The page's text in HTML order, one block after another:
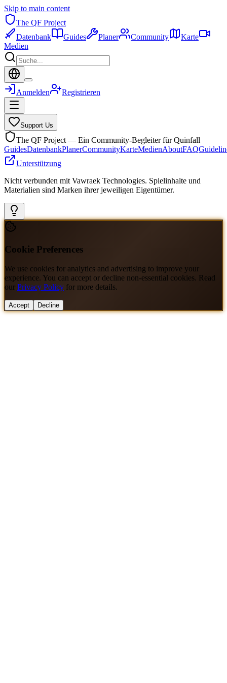
Skip to main content
The QF Project
Datenbank
Guides Planer Community
Karte
Medien
Anmelden Registrieren
Support Us
The QF Project — Ein Community-Begleiter für Quinfall
GuidesDatenbankPlanerCommunityKarteMedienAboutFAQ
Unterstützung
Nicht verbunden mit Vawraek Technologies. Spielinhalte und
Materialien sind Marken ihrer jeweiligen Eigentümer.
Cookie Preferences
We use cookies for analytics and advertising to improve your
experience. You can accept or decline non-essential cookies. Read
our Privacy Policy for more details.
Accept Decline